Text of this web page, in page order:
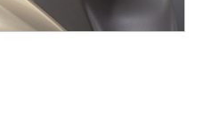
MT-
07
150